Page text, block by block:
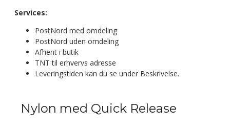
Services:
PostNord med omdeling
PostNord uden omdeling
Afhent i butik
TNT til erhvervs adresse
Leveringstiden kan du se under Beskrivelse.
Nylon med Quick Release